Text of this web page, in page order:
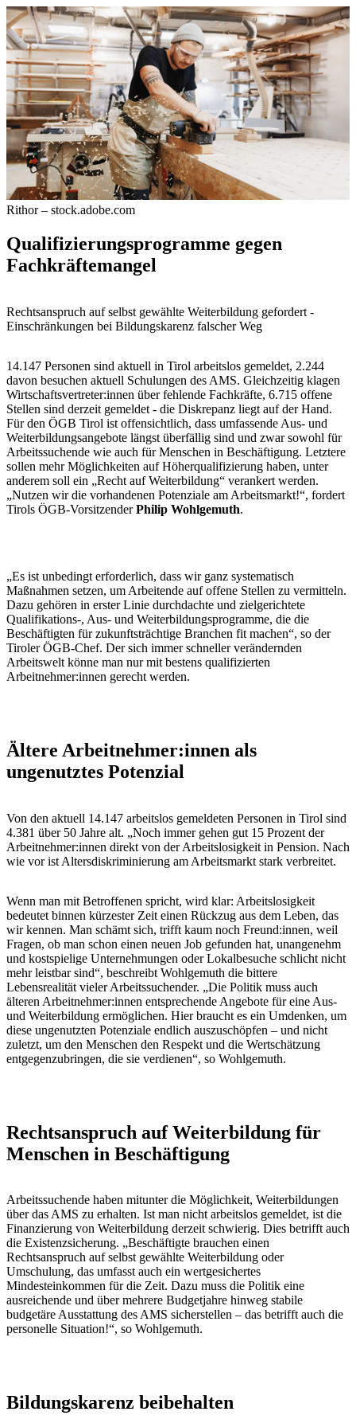
Rithor – stock.adobe.com
Qualifizierungsprogramme gegen
Fachkräftemangel
Rechtsanspruch auf selbst gewählte Weiterbildung gefordert -
Einschränkungen bei Bildungskarenz falscher Weg
14.147 Personen sind aktuell in Tirol arbeitslos gemeldet, 2.244
davon besuchen aktuell Schulungen des AMS. Gleichzeitig klagen
Wirtschaftsvertreter:innen über fehlende Fachkräfte, 6.715 offene
Stellen sind derzeit gemeldet - die Diskrepanz liegt auf der Hand.
Für den ÖGB Tirol ist offensichtlich, dass umfassende Aus- und
Weiterbildungsangebote längst überfällig sind und zwar sowohl für
Arbeitssuchende wie auch für Menschen in Beschäftigung. Letztere
sollen mehr Möglichkeiten auf Höherqualifizierung haben, unter
anderem soll ein „Recht auf Weiterbildung“ verankert werden.
„Nutzen wir die vorhandenen Potenziale am Arbeitsmarkt!“, fordert
Tirols ÖGB-VorsitzenderPhilip Wohlgemuth.
„Es ist unbedingt erforderlich, dass wir ganz systematisch
Maßnahmen setzen, um Arbeitende auf offene Stellen zu vermitteln.
Dazu gehören in erster Linie durchdachte und zielgerichtete
Qualifikations-, Aus- und Weiterbildungsprogramme, die die
Beschäftigten für zukunftsträchtige Branchen fit machen“, so der
Tiroler ÖGB-Chef. Der sich immer schneller verändernden
Arbeitswelt könne man nur mit bestens qualifizierten
Arbeitnehmer:innen gerecht werden.
Ältere Arbeitnehmer:innen als
ungenutztes Potenzial
Von den aktuell 14.147 arbeitslos gemeldeten Personen in Tirol sind
4.381 über 50 Jahre alt. „Noch immer gehen gut 15 Prozent der
Arbeitnehmer:innen direkt von der Arbeitslosigkeit in Pension. Nach
wie vor ist Altersdiskriminierung am Arbeitsmarkt stark verbreitet.
Wenn man mit Betroffenen spricht, wird klar: Arbeitslosigkeit
bedeutet binnen kürzester Zeit einen Rückzug aus dem Leben, das
wir kennen. Man schämt sich, trifft kaum noch Freund:innen, weil
Fragen, ob man schon einen neuen Job gefunden hat, unangenehm
und kostspielige Unternehmungen oder Lokalbesuche schlicht nicht
mehr leistbar sind“, beschreibt Wohlgemuth die bittere
Lebensrealität vieler Arbeitssuchender. „Die Politik muss auch
älteren Arbeitnehmer:innen entsprechende Angebote für eine Aus-
und Weiterbildung ermöglichen. Hier braucht es ein Umdenken, um
diese ungenutzten Potenziale endlich auszuschöpfen – und nicht
zuletzt, um den Menschen den Respekt und die Wertschätzung
entgegenzubringen, die sie verdienen“, so Wohlgemuth.
Rechtsanspruch auf Weiterbildung für
Menschen in Beschäftigung
Arbeitssuchende haben mitunter die Möglichkeit, Weiterbildungen
über das AMS zu erhalten. Ist man nicht arbeitslos gemeldet, ist die
Finanzierung von Weiterbildung derzeit schwierig. Dies betrifft auch
die Existenzsicherung. „Beschäftigte brauchen einen
Rechtsanspruch auf selbst gewählte Weiterbildung oder
Umschulung, das umfasst auch ein wertgesichertes
Mindesteinkommen für die Zeit. Dazu muss die Politik eine
ausreichende und über mehrere Budgetjahre hinweg stabile
budgetäre Ausstattung des AMS sicherstellen – das betrifft auch die
personelle Situation!“, so Wohlgemuth.
Bildungskarenz beibehalten